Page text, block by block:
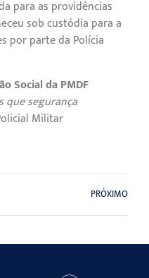
para as providências
sob custódia para a
por parte da Polícia
Social da PMDF
que segurança
Militar
PRÓXIMO